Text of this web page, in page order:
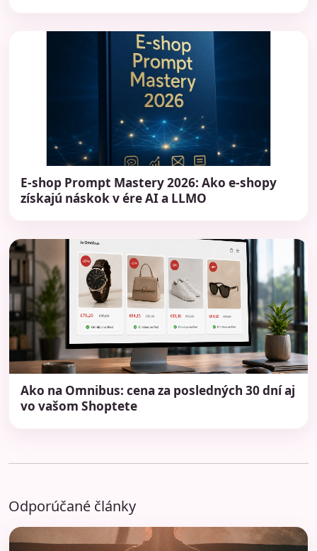
E-shop Prompt Mastery 2026: Ako e-shopy
získajú náskok v ére AI a LLMO
Ako na Omnibus: cena za posledných 30 dní aj
vo vašom Shoptete
Odporúčané články